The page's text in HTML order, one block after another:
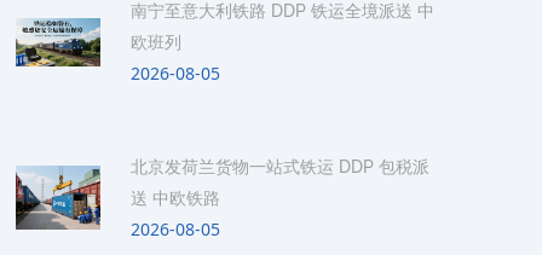
南宁至意大利铁路 DDP 铁运全境派送 中
欧班列
2026-08-05
北京发荷兰货物一站式铁运 DDP 包税派
送 中欧铁路
2026-08-05